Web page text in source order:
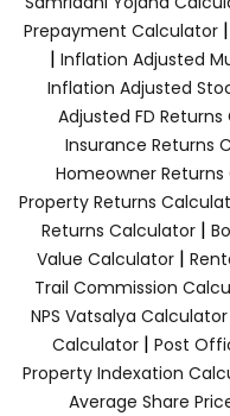
Prepayment Calculator |
| Inflation Adjusted
Inflation Adjusted
Adjusted FD
Insurance Returns
Homeowner
Property Returns
Returns Calculator |
Value Calculator |
Trail Commission
NPS Vatsalya Calculator
Calculator| Post
Property Indexation
Average Share